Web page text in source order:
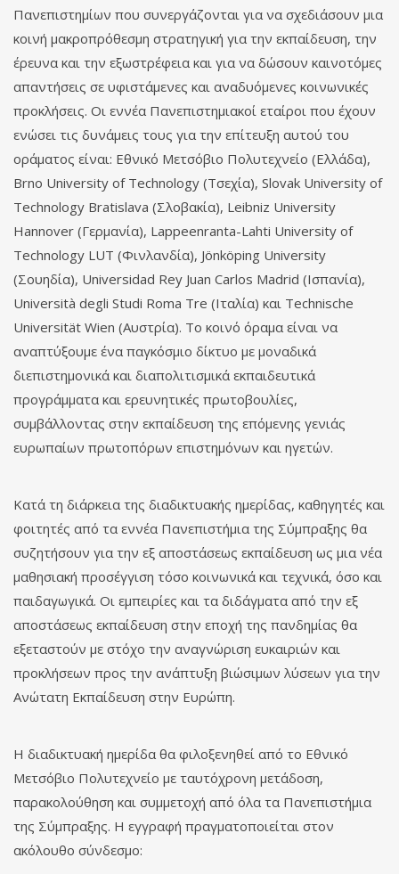
Πανεπιστημίων που συνεργάζονται για να σχεδιάσουν μια
κοινή μακροπρόθεσμη στρατηγική για την εκπαίδευση, την
έρευνα και την εξωστρέφεια και για να δώσουν καινοτόμες
απαντήσεις σε υφιστάμενες και αναδυόμενες κοινωνικές
προκλήσεις. Οι εννέα Πανεπιστημιακοί εταίροι που έχουν
ενώσει τις δυνάμεις τους για την επίτευξη αυτού του
οράματος είναι: Εθνικό Μετσόβιο Πολυτεχνείο (Ελλάδα),
Brno University of Technology (Τσεχία), Slovak University of
Technology Bratislava (Σλοβακία), Leibniz University
Hannover (Γερμανία), Lappeenranta-Lahti University of
Technology LUT (Φινλανδία), Jönköping University
(Σουηδία), Universidad Rey Juan Carlos Madrid (Ισπανία),
Università degli Studi Roma Tre (Ιταλία) και Technische
Universität Wien (Αυστρία). Το κοινό όραμα είναι να
αναπτύξουμε ένα παγκόσμιο δίκτυο με μοναδικά
διεπιστημονικά και διαπολιτισμικά εκπαιδευτικά
προγράμματα και ερευνητικές πρωτοβουλίες,
συμβάλλοντας στην εκπαίδευση της επόμενης γενιάς
ευρωπαίων πρωτοπόρων επιστημόνων και ηγετών.
Κατά τη διάρκεια της διαδικτυακής ημερίδας, καθηγητές και
φοιτητές από τα εννέα Πανεπιστήμια της Σύμπραξης θα
συζητήσουν για την εξ αποστάσεως εκπαίδευση ως μια νέα
μαθησιακή προσέγγιση τόσο κοινωνικά και τεχνικά, όσο και
παιδαγωγικά. Οι εμπειρίες και τα διδάγματα από την εξ
αποστάσεως εκπαίδευση στην εποχή της πανδημίας θα
εξεταστούν με στόχο την αναγνώριση ευκαιριών και
προκλήσεων προς την ανάπτυξη βιώσιμων λύσεων για την
Ανώτατη Εκπαίδευση στην Ευρώπη.
Η διαδικτυακή ημερίδα θα φιλοξενηθεί από το Εθνικό
Μετσόβιο Πολυτεχνείο με ταυτόχρονη μετάδοση,
παρακολούθηση και συμμετοχή από όλα τα Πανεπιστήμια
της Σύμπραξης. Η εγγραφή πραγματοποιείται στον
ακόλουθο σύνδεσμο: